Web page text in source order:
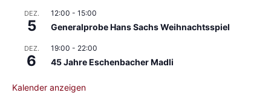
DEZ.
5
12:00 - 15:00
Generalprobe Hans Sachs Weihnachtsspiel
DEZ.
6
19:00 - 22:00
45 Jahre Eschenbacher Madli
Kalender anzeigen